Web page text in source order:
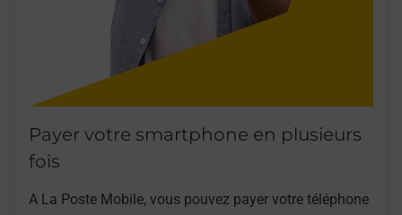
Payer votre smartphone en plusieurs
fois
A La Poste Mobile, vous pouvez payer votre téléphone